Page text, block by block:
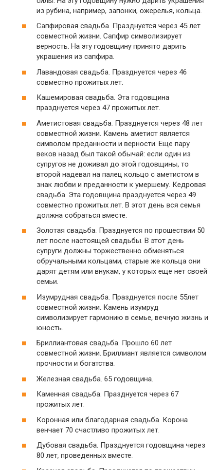
из рубина, например, запонки, ожерелья, кольца.
Сапфировая свадьба. Празднуется через 45 лет
совместной жизни. Сапфир символизирует
верность. На эту годовщину принято дарить
украшения из сапфира.
Лавандовая свадьба. Празднуется через 46
совместно прожитых лет.
Кашемировая свадьба. Эта годовщина
празднуется через 47 прожитых лет.
Аметистовая свадьба. Празднуется через 48 лет
совместной жизни. Камень аметист является
символом преданности и верности. Еще пару
веков назад был такой обычай: если один из
супругов не доживал до этой годовщины, то
второй надевал на палец кольцо с аметистом в
знак любви и преданности к умершему. Кедровая
свадьба. Эта годовщина празднуется через 49
совместно прожитых лет. В этот день вся семья
должна собраться вместе.
Золотая свадьба. Празднуется по прошествии 50
лет после настоящей свадьбы. В этот день
супруги должны торжественно обменяться
обручальными кольцами, старые же кольца они
дарят детям или внукам, у которых еще нет своей
семьи.
Изумрудная свадьба. Празднуется после 55лет
совместной жизни. Камень изумруд
символизирует гармонию в семье, вечную жизнь и
юность.
Бриллиантовая свадьба. Прошло 60 лет
совместной жизни. Бриллиант является символом
прочности и богатства.
Железная свадьба. 65 годовщина.
Каменная свадьба. Празднуется через 67
прожитых лет.
Коронная или благодарная свадьба. Корона
венчает 70 счастливо прожитых лет.
Дубовая свадьба. Празднуется годовщина через
80 лет, проведенных вместе.